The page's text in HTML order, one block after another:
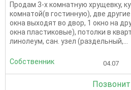
Продам 3-х комнатную хрущевку,
комнатой(в гостинную), две
окна выходят во двор, 1 окно на
окна пластиковые), потолки в
линолеум, сан. узел (раздельный,...
Собственник 04.07